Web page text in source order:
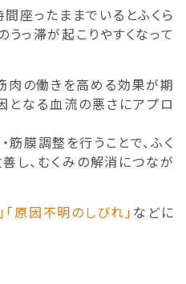
座ったままでいるとふくら
っ滞が起こりやすくなって
肉の働きを高める効果が期
となる血流の悪さにアプロ
筋膜調整を行うことで、ふく
し、むくみの解消につなが
「原因不明のしびれ」 などに